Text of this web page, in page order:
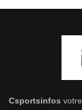
Csportsinfos